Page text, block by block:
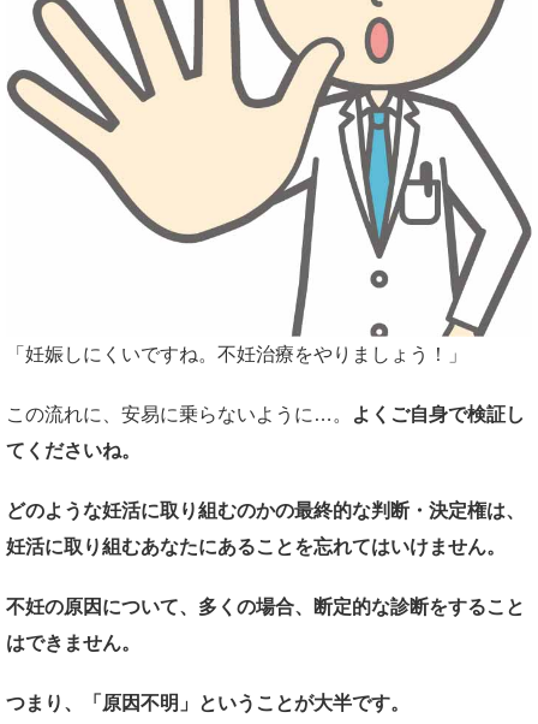
「妊娠しにくいですね。不妊治療をやりましょう！」
この流れに、安易に乗らないように…。
よくご自身で検証し
てくださいね。
どのような妊活に取り組むのかの最終的な判断・決定権は、
妊活に取り組むあなたにあることを忘れてはいけません。
不妊の原因について、多くの場合、断定的な診断をすること
はできません。
つまり、「原因不明」ということが大半です。